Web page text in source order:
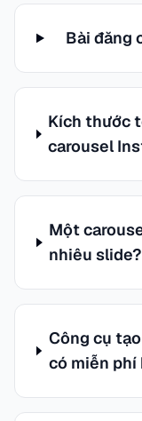
Bài đăng
Kích thước
carousel
Một
nhiêu slide?
Công cụ
có miễn phí